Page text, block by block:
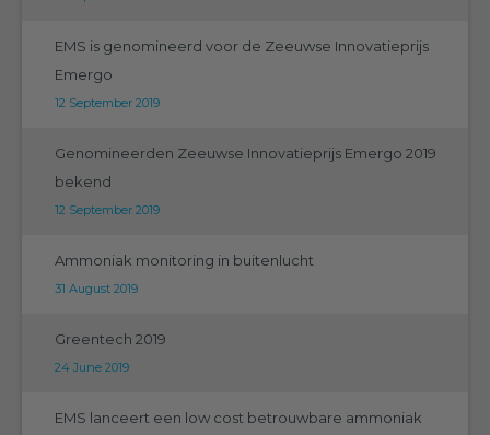
EMS is genomineerd voor de Zeeuwse Innovatieprijs
Emergo
12 September 2019
Genomineerden Zeeuwse Innovatieprijs Emergo 2019
bekend
12 September 2019
Ammoniak monitoring in buitenlucht
31 August 2019
Greentech 2019
24 June 2019
EMS lanceert een low cost betrouwbare ammoniak